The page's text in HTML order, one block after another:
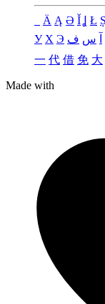
Ä Ą Ə Ǐ Ʝ Ł Ș
У Х Э س ف
一 代 借 免 大
Made with